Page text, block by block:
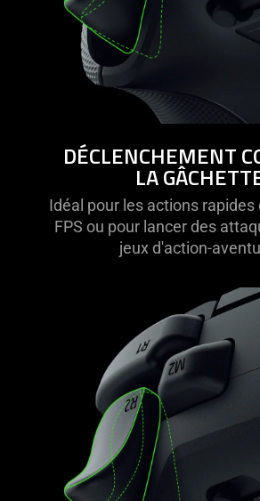
DÉCLENCHEMENT
LA
Idéal pour les actions rapides
FPS ou pour lancer des
jeux d'action-